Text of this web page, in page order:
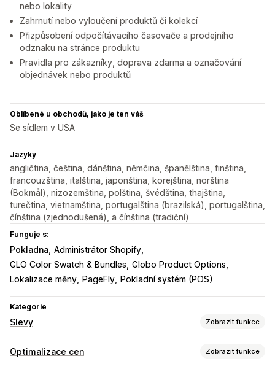
nebo lokality
Zahrnutí nebo vyloučení produktů či kolekcí
Přizpůsobení odpočítávacího časovače a prodejního
odznaku na stránce produktu
Pravidla pro zákazníky, doprava zdarma a označování
objednávek nebo produktů
Oblíbené u obchodů, jako je ten váš
Se sídlem v USA
Jazyky
angličtina, čeština, dánština, němčina, španělština, finština,
francouzština, italština, japonština, korejština, norština
(Bokmål), nizozemština, polština, švédština, thajština,
turečtina, vietnamština, portugalština (brazilská), portugalština,
čínština (zjednodušená), a čínština (tradiční)
Funguje s:
Pokladna Administrátor Shopify
GLO Color Swatch & Bundles Globo Product Options
Lokalizace měny
PageFly Pokladní systém (POS)
Kategorie
Slevy Zobrazit funkce
Typy slev
Optimalizace cen Zobrazit funkce